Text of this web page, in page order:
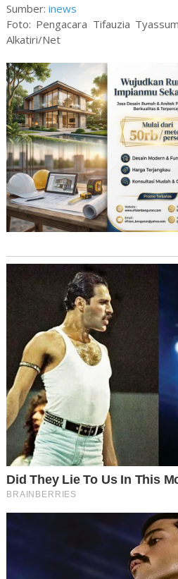
Sumber: inews
Foto: Pengacara Tifauzia
Alkatiri/Net